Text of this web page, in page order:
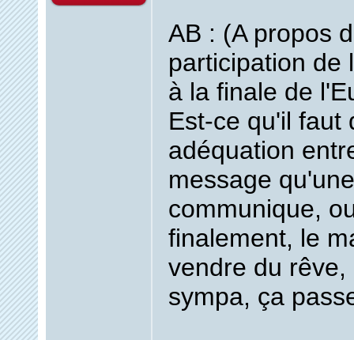
AB : (A propos
participation de
à la finale de
Est-ce qu'il faut
adéquation
message
communique,
finalement, le
vendre du rêve,
sympa, ça